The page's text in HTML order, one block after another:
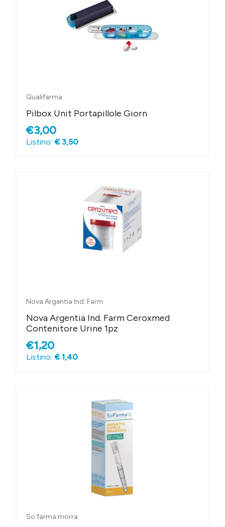
Qualifarma
Pilbox Unit Portapillole Giorn
€3,00
Listino: € 3,50
Nova Argentia Ind. Farm
Nova Argentia Ind. Farm Ceroxmed
Contenitore Urine 1pz
€1,20
Listino: € 1,40
So.farma.morra